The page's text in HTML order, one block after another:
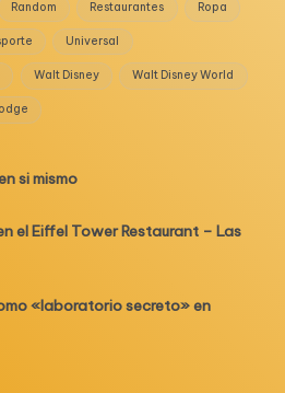
Random Restaurantes Ropa
Universal
Walt Disney Walt Disney World
si mismo
el Eiffel Tower Restaurant – Las
«laboratorio secreto» en